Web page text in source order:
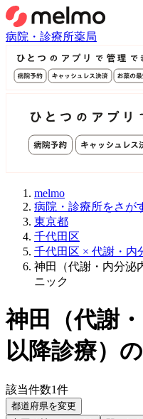
病院・診療所薬局
melmo
病院・診療所をさが
東京都
千代田区
千代田区 × 代謝・内
神田（代謝・内分泌
ニック
神田 （代謝
以降診療）
該当件数1件
都道府県を変更